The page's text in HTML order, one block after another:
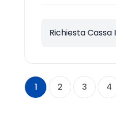
Richiesta
1 2 3 4